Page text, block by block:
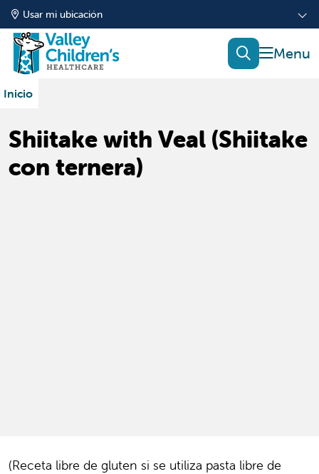
Usar mi ubicación
mostrar
buscar
Inicio
Shiitake with Veal (Shiitake
con ternera)
(Receta libre de gluten si se utiliza pasta libre de